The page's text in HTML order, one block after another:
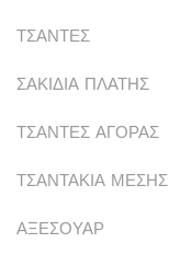
ΤΣΑΝΤΕΣ
ΣΑΚΙΔΙΑ ΠΛΑΤΗΣ
ΤΣΑΝΤΕΣ ΑΓΟΡΑΣ
ΤΣΑΝΤΑΚΙΑ ΜΕΣΗΣ
ΑΞΕΣΟΥΑΡ